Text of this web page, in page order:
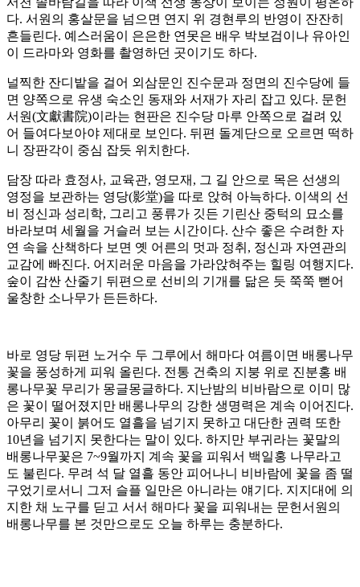
다. 서원의 홍살문을 넘으면 연지 위 경현루의 반영이 잔잔히
흔들린다. 예스러움이 은은한 연못은 배우 박보검이나 유아인
이 드라마와 영화를 촬영하던 곳이기도 하다.
널찍한 잔디밭을 걸어 외삼문인 진수문과 정면의 진수당에 들
면 양쪽으로 유생 숙소인 동재와 서재가 자리 잡고 있다. 문헌
서원(文獻書院)이라는 현판은 진수당 마루 안쪽으로 걸려 있
어 들여다보아야 제대로 보인다. 뒤편 돌계단으로 오르면 떡하
니 장판각이 중심 잡듯 위치한다.
담장 따라 효정사, 교육관, 영모재, 그 길 안으로 목은 선생의
영정을 보관하는 영당(影堂)을 따로 앉혀 아늑하다. 이색의 선
비 정신과 성리학, 그리고 풍류가 깃든 기린산 중턱의 묘소를
바라보며 세월을 거슬러 보는 시간이다. 산수 좋은 수려한 자
연 속을 산책하다 보면 옛 어른의 멋과 정취, 정신과 자연관의
교감에 빠진다. 어지러운 마음을 가라앉혀주는 힐링 여행지다.
숲이 감싼 산줄기 뒤편으로 선비의 기개를 닮은 듯 쭉쭉 뻗어
울창한 소나무가 든든하다.
바로 영당 뒤편 노거수 두 그루에서 해마다 여름이면 배롱나무
꽃을 풍성하게 피워 올린다. 전통 건축의 지붕 위로 진분홍 배
롱나무꽃 무리가 몽글몽글하다. 지난밤의 비바람으로 이미 많
은 꽃이 떨어졌지만 배롱나무의 강한 생명력은 계속 이어진다.
아무리 꽃이 붉어도 열흘을 넘기지 못하고 대단한 권력 또한
10년을 넘기지 못한다는 말이 있다. 하지만 부귀라는 꽃말의
배롱나무꽃은 7~9월까지 계속 꽃을 피워서 백일홍 나무라고
도 불린다. 무려 석 달 열흘 동안 피어나니 비바람에 꽃을 좀 떨
구었기로서니 그저 슬플 일만은 아니라는 얘기다. 지지대에 의
지한 채 노구를 딛고 서서 해마다 꽃을 피워내는 문헌서원의
배롱나무를 본 것만으로도 오늘 하루는 충분하다.